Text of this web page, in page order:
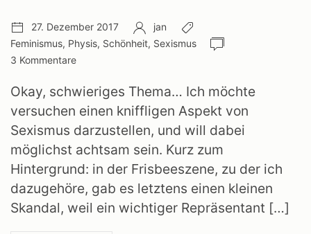
Veröffentlichungsdatum:
27. Dezember 2017 Autor:
jan
Feminismus, Physis, Schönheit, Sexismus
3 Kommentare
Okay, schwieriges Thema… Ich möchte
versuchen einen kniffligen Aspekt von
Sexismus darzustellen, und will dabei
möglichst achtsam sein. Kurz zum
Hintergrund: in der Frisbeeszene, zu der ich
dazugehöre, gab es letztens einen kleinen
Skandal, weil ein wichtiger Repräsentant […]